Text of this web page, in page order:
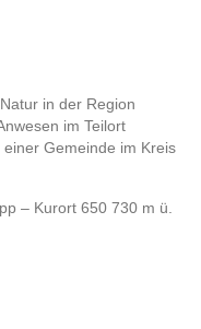
in der Region
im Teilort
Gemeinde im Kreis
– Kurort 650 730 m ü.